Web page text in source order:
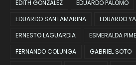
EDITH GONZALEZ
EDUARDO PALOMO
EDUARDO SANTAMARINA
EDUARDO
ERNESTO LAGUARDIA
ESMERALDA
FERNANDO COLUNGA
GABRIEL SOTO